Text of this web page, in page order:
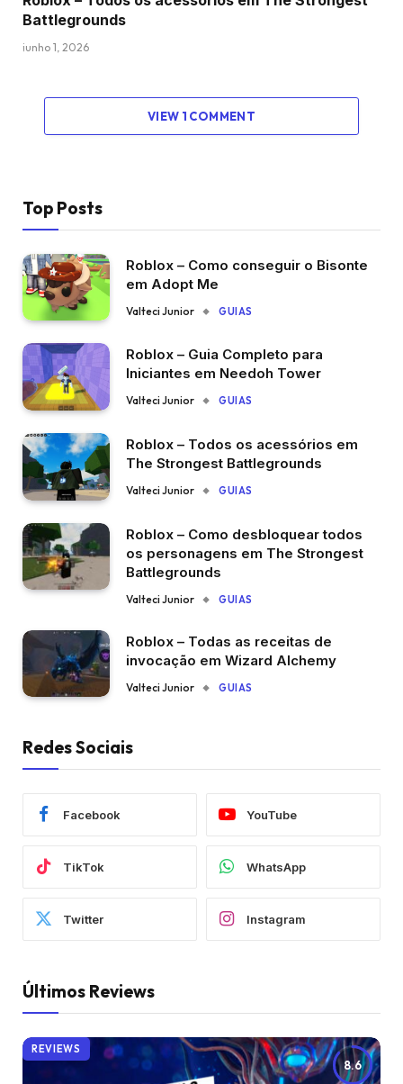
Battlegrounds
junho 1, 2026
VIEW 1 COMMENT
Top Posts
Roblox – Como conseguir o Bisonte
em Adopt Me
Valteci Junior GUIAS
Roblox – Guia Completo para
Iniciantes em Needoh Tower
Valteci Junior GUIAS
Roblox – Todos os acessórios em
The Strongest Battlegrounds
Valteci Junior GUIAS
Roblox – Como desbloquear todos
os personagens em The Strongest
Battlegrounds
Valteci Junior GUIAS
Roblox – Todas as receitas de
invocação em Wizard Alchemy
Valteci Junior GUIAS
Redes Sociais
Facebook YouTube
TikTok WhatsApp
Twitter Instagram
Últimos Reviews
8.6
REVIEWS